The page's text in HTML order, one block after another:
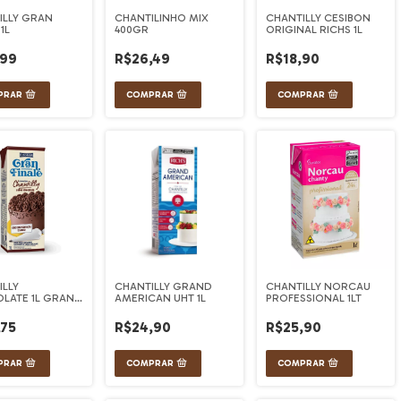
GRAN
CHANTILINHO MIX
400GR
R$26,49
CHANTILLY CESIBON
ORIGINAL RICHS 1L
R$18,90
1L GRAN
CHANTILLY GRAND
AMERICAN UHT 1L
R$24,90
CHANTILLY NORCAU
PROFESSIONAL 1LT
R$25,90